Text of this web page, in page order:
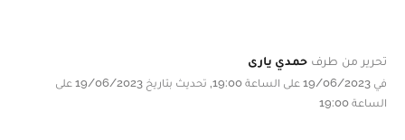
تحرير من طرف حمدي يارى
في 19/06/2023 على الساعة 19:00, تحديث بتاريخ 19/06/2023 على
الساعة 19:00